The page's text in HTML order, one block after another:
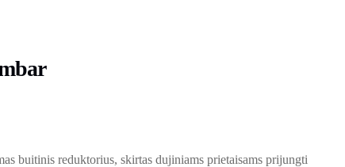
€9.99.
buitinis reduktorius, skirtas dujiniams prietaisams prijungti